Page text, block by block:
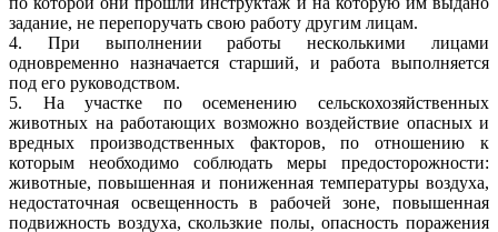
задание, не перепоручать свою работу другим лицам.
4. При выполнении работы несколькими лицами
одновременно назначается старший, и работа выполняется
под его руководством.
5. На участке по осеменению сельскохозяйственных
животных на работающих возможно воздействие опасных и
вредных производственных факторов, по отношению к
которым необходимо соблюдать меры предосторожности:
животные, повышенная и пониженная температуры воздуха,
недостаточная освещенность в рабочей зоне, повышенная
подвижность воздуха, скользкие полы, опасность поражения